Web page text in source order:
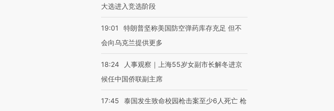
大选进入竞选阶段
19:01
特朗普坚称美国防空弹药库存充足 但不
会向乌克兰提供更多
18:24
人事观察｜上海55岁女副市长解冬进京
候任中国侨联副主席
17:45 泰国发生致命校园枪击案至少6人死亡 枪